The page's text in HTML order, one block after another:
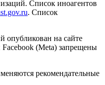
Список иноагентов
. Список
опубликован на сайте
Facebook (Metа) запрещены
рекомендательные